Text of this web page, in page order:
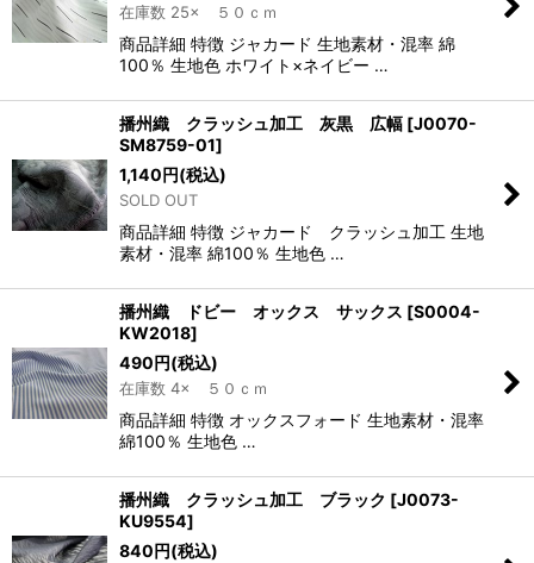
在庫数 25× ５０ｃｍ
商品詳細 特徴 ジャカード 生地素材・混率 綿
100％ 生地色 ホワイト×ネイビー …
播州織 クラッシュ加工 灰黒 広幅 [J0070-
SM8759-01]
1,140円(税込)
SOLD OUT
商品詳細 特徴 ジャカード クラッシュ加工 生地
素材・混率 綿100％ 生地色 …
播州織 ドビー オックス サックス [S0004-
KW2018]
490円(税込)
在庫数 4× ５０ｃｍ
商品詳細 特徴 オックスフォード 生地素材・混率
綿100％ 生地色 …
播州織 クラッシュ加工 ブラック [J0073-
KU9554]
840円(税込)